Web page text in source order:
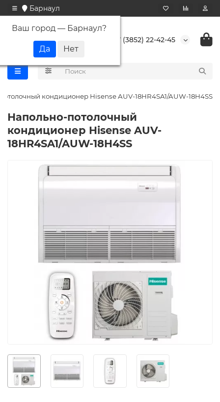
Барнаул
Ваш город — Барнаул?
+7 (3852) 22-42-45
кондиционер Hisense AUV-18HR4SA1/AUW-18H4SS
Напольно-потолочный
кондиционер Hisense AUV-
18HR4SA1/AUW-18H4SS